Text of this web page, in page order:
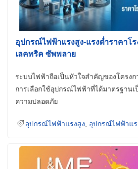
อุปกรณ์ไฟฟ้าแรงสูง-แรงต่ำราคาโ
เลคทริค ซัพพลาย
ระบบไฟฟ้าถือเป็นหัวใจสำคัญของโครงก
การเลือกใช้อุปกรณ์ไฟฟ้าที่ได้มาตรฐาน
ความปลอดภัย
อุปกรณ์ไฟฟ้าแรงสูง อุปกรณ์ไฟฟ้าแร